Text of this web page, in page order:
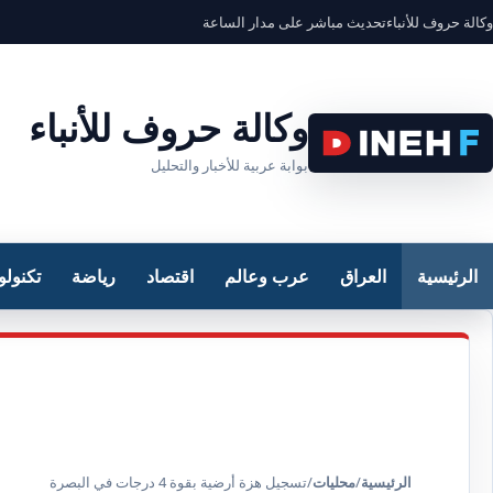
وكالة حروف للأنباءتحديث مباشر على مدار الساعة
وكالة حروف للأنباء
بوابة عربية للأخبار والتحليل
الرئيسية العراق عرب وعالم اقتصاد رياضة
الرئيسية/محليات/تسجيل هزة أرضية بقوة 4 درجات في البصرة